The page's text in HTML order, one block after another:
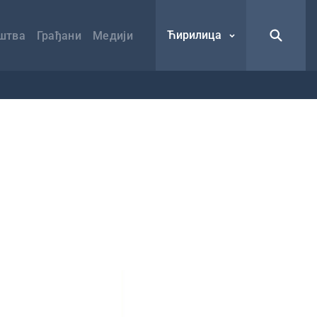
Грађани Медији Ћирилица